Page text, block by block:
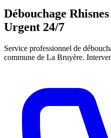
Débouchage
Urgent 24/7
Service professionnel de
commune de La Bruyère.